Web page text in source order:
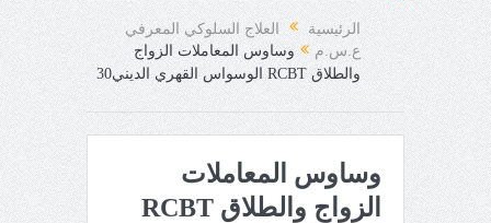
الرئيسية
العلاج السلوكي المعرفي
ع.س.م
وساوس المعاملات الزواج
والطلاق RCBT الوسواس القهري الديني30
وساوس المعاملات
الزواج والطلاق RCBT